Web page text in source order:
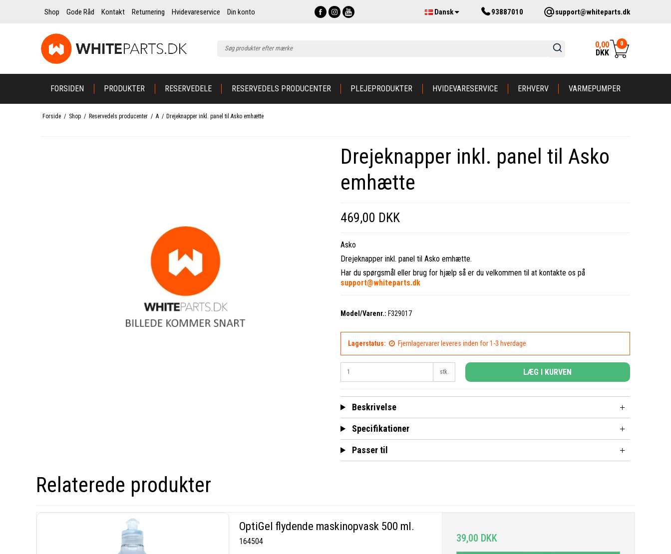
Shop Gode Råd Kontakt Returnering Hvidevareservice Din konto Dansk 93887010 support@whiteparts.dk
0,00
DKK
0
FORSIDEN PRODUKTER RESERVEDELE RESERVEDELS PRODUCENTER PLEJEPRODUKTER HVIDEVARESERVICE ERHVERV VARMEPUMPER
Forside / Shop / Reservedels producenter / A / Drejeknapper inkl. panel til Asko emhætte
Drejeknapper inkl. panel til Asko
emhætte
469,00 DKK
Asko
Drejeknapper inkl. panel til Asko emhætte.
Har du spørgsmål eller brug for hjælp så er du velkommen til at kontakte os på
support@whiteparts.dk
Model/Varenr.: F329017
Lagerstatus: Fjernlagervarer leveres inden for 1-3 hverdage
stk. LÆG I KURVEN
Beskrivelse
Specifikationer
Passer til
Relaterede produkter
OptiGel flydende maskinopvask 500 ml.
164504 39,00 DKK